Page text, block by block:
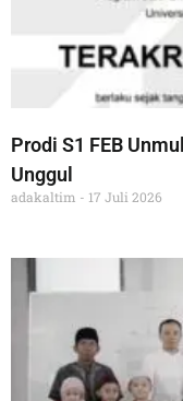
Prodi S1 FEB
Unggul
adakaltim 17 Juli 2026